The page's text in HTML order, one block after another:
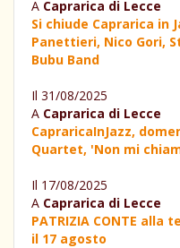
A Caprarica di Lecce
Si chiude Caprarica in
Panettieri, Nico Gori,
Bubu Band
Il 31/08/2025
A Caprarica di Lecce
CapraricaInJazz,
Quartet, 'Non mi
Il 17/08/2025
A Caprarica di Lecce
PATRIZIA CONTE alla
il 17 agosto